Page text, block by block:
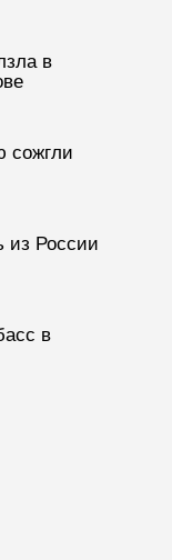
в
сожгли
из России
в